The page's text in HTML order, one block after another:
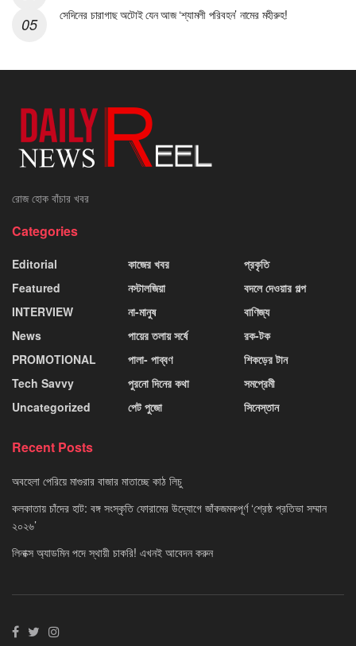
সেদিনের চারাগাছ অটোই যেন আজ ‘শ্যামলী পরিবহন’ নামের মহীরুহ!
রোজ হোক বাঁচার খবর
Categories
Editorial
Featured
INTERVIEW
News
PROMOTIONAL
Tech Savvy
Uncategorized
কাজের খবর
নস্টালজিয়া
না-মানুষ
পায়ের তলায় সর্ষে
পালা- পাব্বণ
পুরনো দিনের কথা
পেট পুজো
প্রকৃতি
বদলে দেওয়ার গল্প
বাণিজ্য
রক-টক
শিকড়ের টান
সমপ্রেমী
সিনেস্তান
Recent Posts
অবহেলা পেরিয়ে মাগুরার বাজার মাতাচ্ছে কাঠ লিচু
কলকাতায় চাঁদের হাট: বঙ্গ সংস্কৃতি ফোরামের উদ্যোগে জাঁকজমকপূর্ণ ‘শ্রেষ্ঠ প্রতিভা সম্মান
২০২৬’
লিনাক্স অ্যাডমিন পদে স্থায়ী চাকরি! এখনই আবেদন করুন